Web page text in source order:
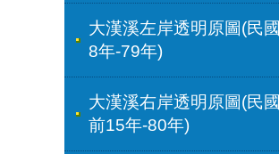
大漢溪左岸透明原圖(民國
8年-79年)
大漢溪右岸透明原圖(民國
前15年-80年)